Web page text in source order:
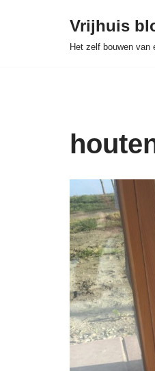
Vrijhuis
Het zelf bouwen van